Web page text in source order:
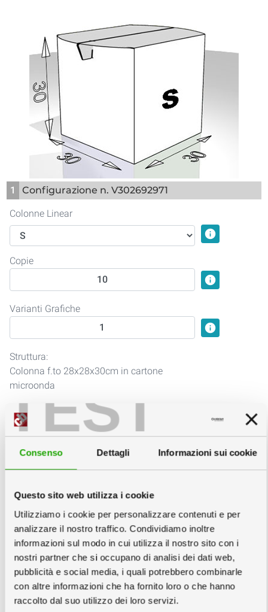
TEST
Consenso Dettagli Informazioni sui cookie
Questo sito web utilizza i cookie
Utilizziamo i cookie per personalizzare contenuti e per
analizzare il nostro traffico. Condividiamo inoltre
informazioni sul modo in cui utilizza il nostro sito con i
nostri partner che si occupano di analisi dei dati web,
pubblicità e social media, i quali potrebbero combinarle
con altre informazioni che ha fornito loro o che hanno
raccolto dal suo utilizzo dei loro servizi.
1 Configurazione n. V302692971
Colonne Linear
info
Copie
info
Varianti Grafiche
info
Struttura:
Colonna f.to 28x28x30cm in cartone
microonda
Struttura
Finiture:
3 Scegli la quantità e la data
Copie